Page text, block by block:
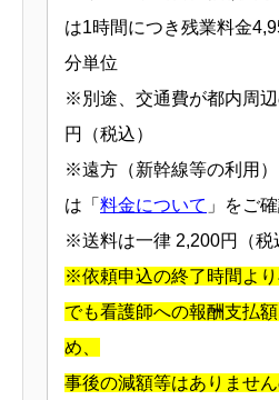
は1時間につき残業料金
分単位
※別途、交通費が都内周
円（税込）
※遠方（新幹線等の利用
は「 料金について 」をご
※送料は一律 2,200円（税
※依頼申込の終了時間よ
でも看護師への報酬支払
め、
事後の減額等はありませ